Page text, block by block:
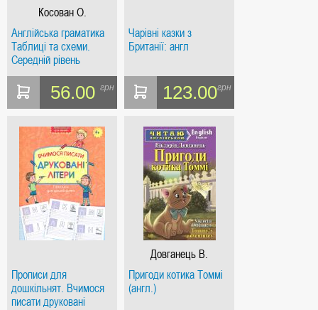
Косован О.
Англійська граматика
Таблиці та схеми.
Середній рівень
ЗАКІНЧИВСЯ ТИРАЖ
56.00 грн
Чарівні казки з
Британії: англ
123.00грн
Прописи для
дошкільнят. Вчимося
писати друковані
Довганець В.
Пригоди котика Томмі
(англ.)